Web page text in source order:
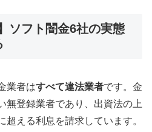
ソフト闇金6社の実態
業者はすべて違法業者です。金
無登録業者であり、出資法の上
超える利息を請求しています。